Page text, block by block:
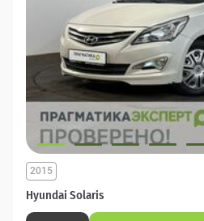
Hyundai Solaris
2015